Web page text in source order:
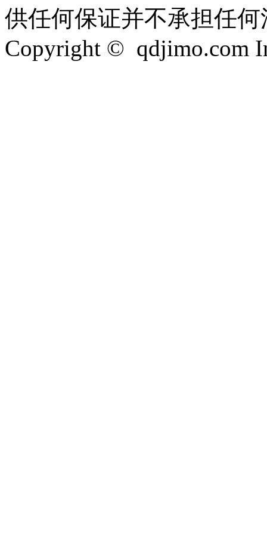
供任何保证并不承担任
Copyright © qdjimo.com